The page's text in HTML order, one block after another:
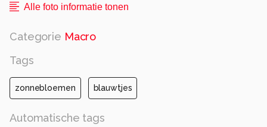
Alle foto informatie tonen
Categorie Macro
Tags
zonnebloemen blauwtjes
Automatische tags